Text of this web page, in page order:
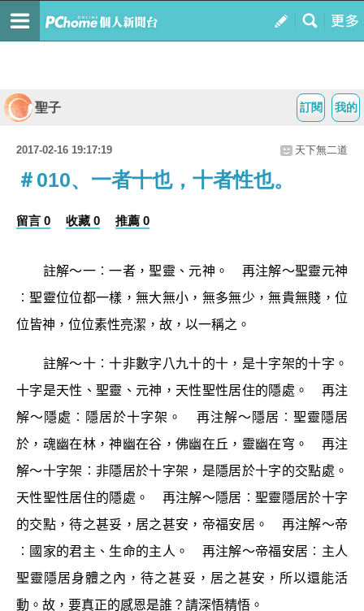
我的
訂閱
聖子
2017-02-16 19:17:19 天下無二道
＃010、一者十也，十者性也。
留言 0 收藏 0 推薦 0
註解～一 ︰一者，聖靈、元神。 再注解～聖靈元神
︰聖靈位位都一樣，無大無小，無多無少，無貴無賤，位
位皆神，位位素性亮潔，故，以一稱之。
註解～十 ︰十非數字八九十的十，是十字架的十字。
十字是天性、聖靈、元神，天性聖性居住的隱處。 再注
解～隱處 ︰隱居於十字架。 再注解～隱居 ︰聖靈隱居
於，魂幽在林 ，神幽在谷 ，佛幽在 丘 ，靈幽在穹 。 再注
解～十字架 ︰非隱居於十字架，是隱居於十字的交點處。
天性聖性居住的隱處。 再注解～隱居 ︰聖靈隱居於十字
的交點，待之甚妥，居之甚安，帝福安居。 再注解～帝
︰國家的君主、生命的主人。 再注解～帝福安居 ︰主人
聖靈隱居身體之內，待之甚妥，居之甚安，所以還能活
動。故，要真正的感恩是誰？請深悟精悟。